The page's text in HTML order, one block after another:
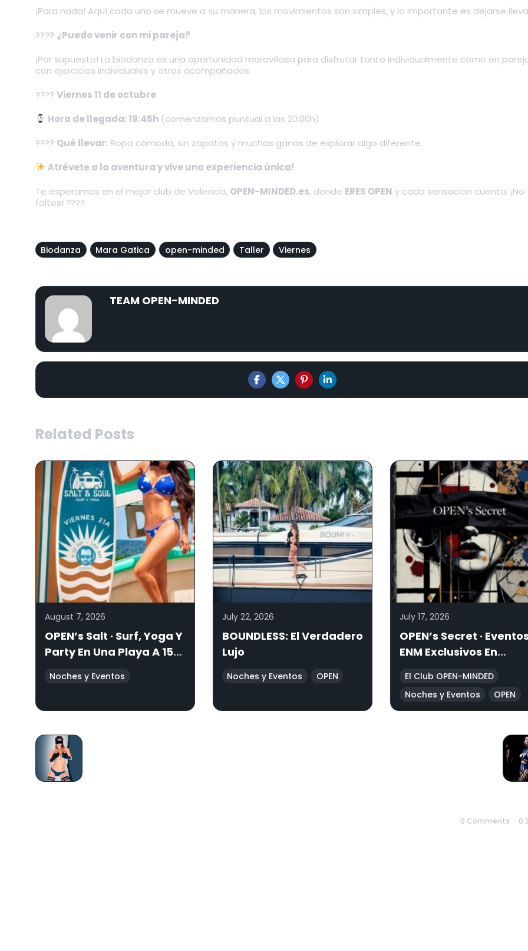
¡Para nada! Aquí cada uno se mueve a su manera, los movimientos son simples, y lo importante es dejarse
???? ¿Puedo venir con mi pareja?
¡Por supuesto! La biodanza es una oportunidad maravillosa para disfrutar tanto individualmente como en
con ejercicios individuales y otros acompañados.
???? Viernes 11 de octubre
Hora de llegada: 19:45h(comenzamos puntual a las 20:00h)
???? Qué llevar:Ropa cómoda, sin zapatos y muchas ganas de explorar algo diferente.
Atrévete a la aventura y vive una experiencia única!
Te esperamos en el mejor club de Valencia, OPEN-MINDED.es, donde ERES OPEN y cada sensación cuenta. ¡No
faltes! ????
Biodanza Mara Gatica open-minded Taller Viernes
TEAM OPEN-MINDED
Related Posts
August 7, 2026
OPEN’s Salt · Surf, Yoga Y
Party En Una Playa A 15
Noches y Eventos
July 22, 2026
BOUNDLESS: El Verdadero
Lujo
Noches y Eventos OPEN
July 17, 2026
OPEN’s Secret ·
ENM Exclusivos En
El Club OPEN-MINDED
Noches y Eventos
OPEN
0 Comments 0